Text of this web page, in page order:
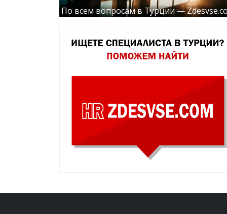
По всем вопросам в Турции —